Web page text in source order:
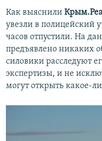
Как выяснили
увезли в полицейский
часов отпустили. На
предъявлено никаких
силовики расследуют
экспертизы, и не
могут открыть какое-